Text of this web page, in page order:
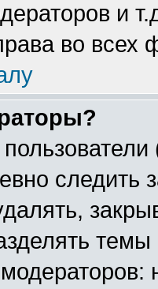
и
во всех
следить